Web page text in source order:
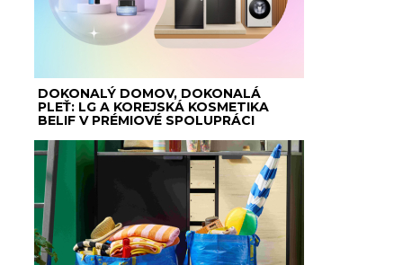
DOKONALÝ DOMOV, DOKONALÁ
PLEŤ: LG A KOREJSKÁ KOSMETIKA
BELIF V PRÉMIOVÉ SPOLUPRÁCI